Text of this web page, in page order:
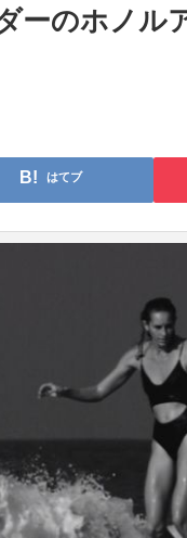
ーのホノル
はてブ